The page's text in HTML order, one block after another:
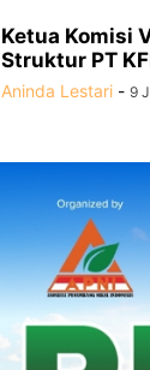
Ketua Komisi
Struktur PT
Aninda Lestari - 9